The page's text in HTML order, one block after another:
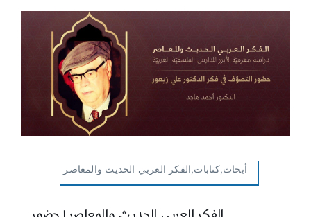
أبحاث,كتابات,الفكر العربي الحديث والمعاصر